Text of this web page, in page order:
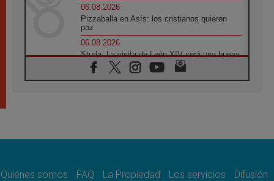
06.08.2026
Pizzaballa en Asís: los cristianos quieren
paz
06.08.2026
Sturla: La visita de León XIV será una buena
noticia para todo el Uruguay
06.08.2026
gracia reconciliación y esperanza
Quiénes somos FAQ La Propiedad Los servicios
Difusión